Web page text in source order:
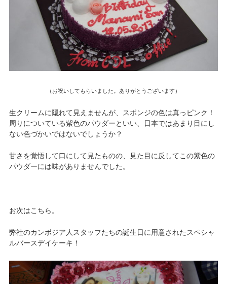
（お祝いしてもらいました。ありがとうございます）
生クリームに隠れて見えませんが、スポンジの色は真っピンク！
周りについている紫色のパウダーといい、日本ではあまり目にし
ない色づかいではないでしょうか？
甘さを覚悟して口にして見たものの、見た目に反してこの紫色の
パウダーには味がありませんでした。
お次はこちら。
弊社のカンボジア人スタッフたちの誕生日に用意されたスペシャ
ルバースデイケーキ！